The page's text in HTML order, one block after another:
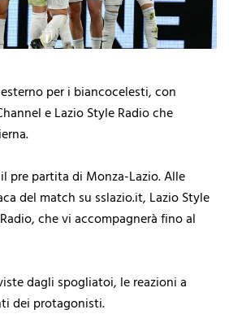
per i biancocelesti, con
e Lazio Style Radio che
pre partita di Monza-Lazio. Alle
del match su sslazio.it, Lazio Style
che vi accompagnerà fino al
dagli spogliatoi, le reazioni a
dei protagonisti.